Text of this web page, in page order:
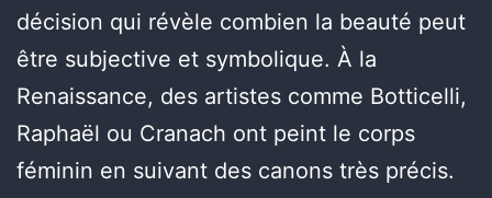
décision qui révèle combien la beauté peut
être subjective et symbolique. À la
Renaissance, des artistes comme Botticelli,
Raphaël ou Cranach ont peint le corps
féminin en suivant des canons très précis.